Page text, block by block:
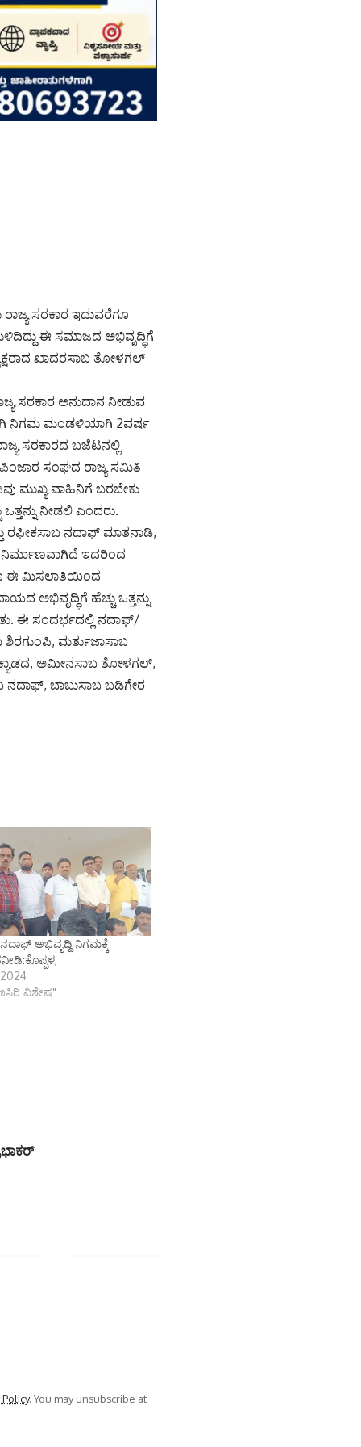
ಸರಕಾರ ಇದುವರೆಗೂ
ಈ ಸಮಾಜದ ಅಭಿವೃದ್ಧಿಗೆ
ಖಾದರಸಾಬ ತೋಳಗಲ್
ಸರಕಾರ ಅನುದಾನ ನೀಡುವ
ನಿಗಮ ಮಂಡಳಿಯಾಗಿ 2ವರ್ಷ
ಸರಕಾರದ ಬಜೆಟನಲ್ಲಿ
ಪಿಂಜಾರ ಸಂಘದ ರಾಜ್ಯ ಸಮಿತಿ
ಮುಖ್ಯ ವಾಹಿನಿಗೆ ಬರಬೇಕು
ನೀಡಲಿ ಎಂದರು.
ರಫೀಕಸಾಬ ನದಾಫ್ ಮಾತನಾಡಿ,
ನಿರ್ಮಾಣವಾಗಿದೆ ಇದರಿಂದ
ಈ ಮಿಸಲಾತಿಯಿಂದ
ಅಭಿವೃದ್ಧಿಗೆ ಹೆಚ್ಚು ಒತ್ತನ್ನು
ಈ ಸಂದರ್ಭದಲ್ಲಿ ನದಾಫ್/
ಮರ್ತುಜಾಸಾಬ
ಕ್ಯಾಡದ, ಅಮೀನಸಾಬ ತೋಳಗಲ್,
ಬಾಬುಸಾಬ ಬಡಿಗೇರ
ಅಭಿವೃದ್ದಿ ನಿಗಮಕ್ಕೆ
ವಿಶೇಷ"
Policy. You may unsubscribe at